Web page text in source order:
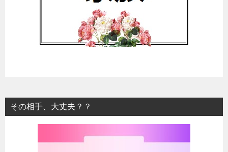
その相手、大丈夫？？